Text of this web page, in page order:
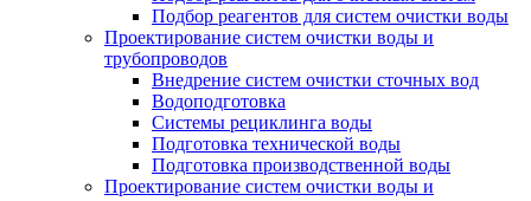
Подбор реагентов для систем очистки воды
Проектирование систем очистки воды и
трубопроводов
Внедрение систем очистки сточных вод
Водоподготовка
Системы рециклинга воды
Подготовка технической воды
Подготовка производственной воды
Проектирование систем очистки воды и